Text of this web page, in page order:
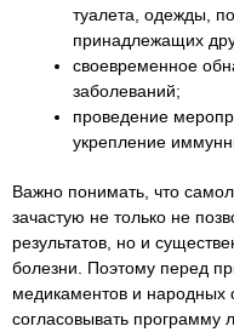
туалета, одежды,
принадлежащих
своевременное
заболеваний;
проведение
укрепление
Важно понимать, что
зачастую не только не
результатов, но и
болезни. Поэтому перед
медикаментов и народных
согласовывать программу